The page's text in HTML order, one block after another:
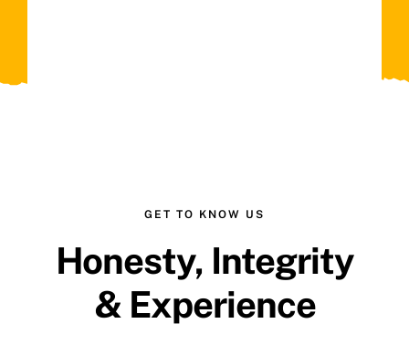
GET TO KNOW US
Honesty, Integrity
& Experience